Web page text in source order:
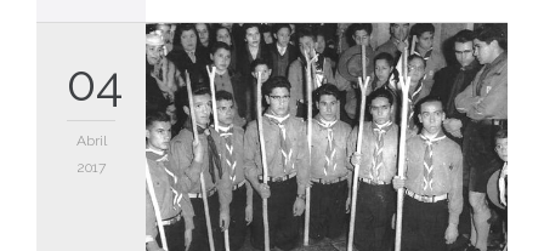
04
Abril
2017